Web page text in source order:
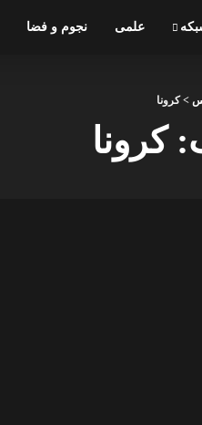
علمی نجوم و فضا
>کرونا
کرونا